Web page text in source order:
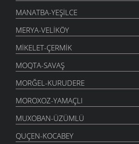
MANATBA-YEŞILCE
MERYA-VELIKÖY
MIKELET-ÇERMIK
MOQTA-SAVAŞ
MORĞEL-KURUDERE
MOROXOZ-YAMAÇLI
MUXOBAN-ÜZÜMLÜ
QUÇEN-KOCABEY